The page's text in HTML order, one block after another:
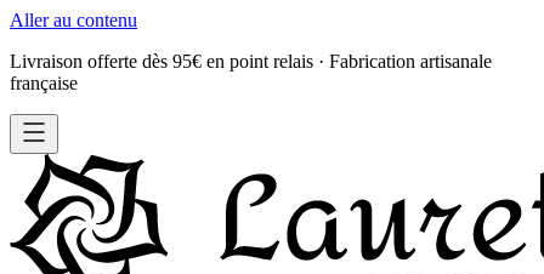
Aller au contenu
Livraison offerte dès 95€ en point relais · Fabrication artisanale
française